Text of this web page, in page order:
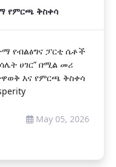
የምርጫ ቅስቀሳ
የብልፅግና ፓርቲ ሴቶች
ሀገር” በሚል መሪ
እና የምርጫ ቅስቀሳ
May 05, 2026